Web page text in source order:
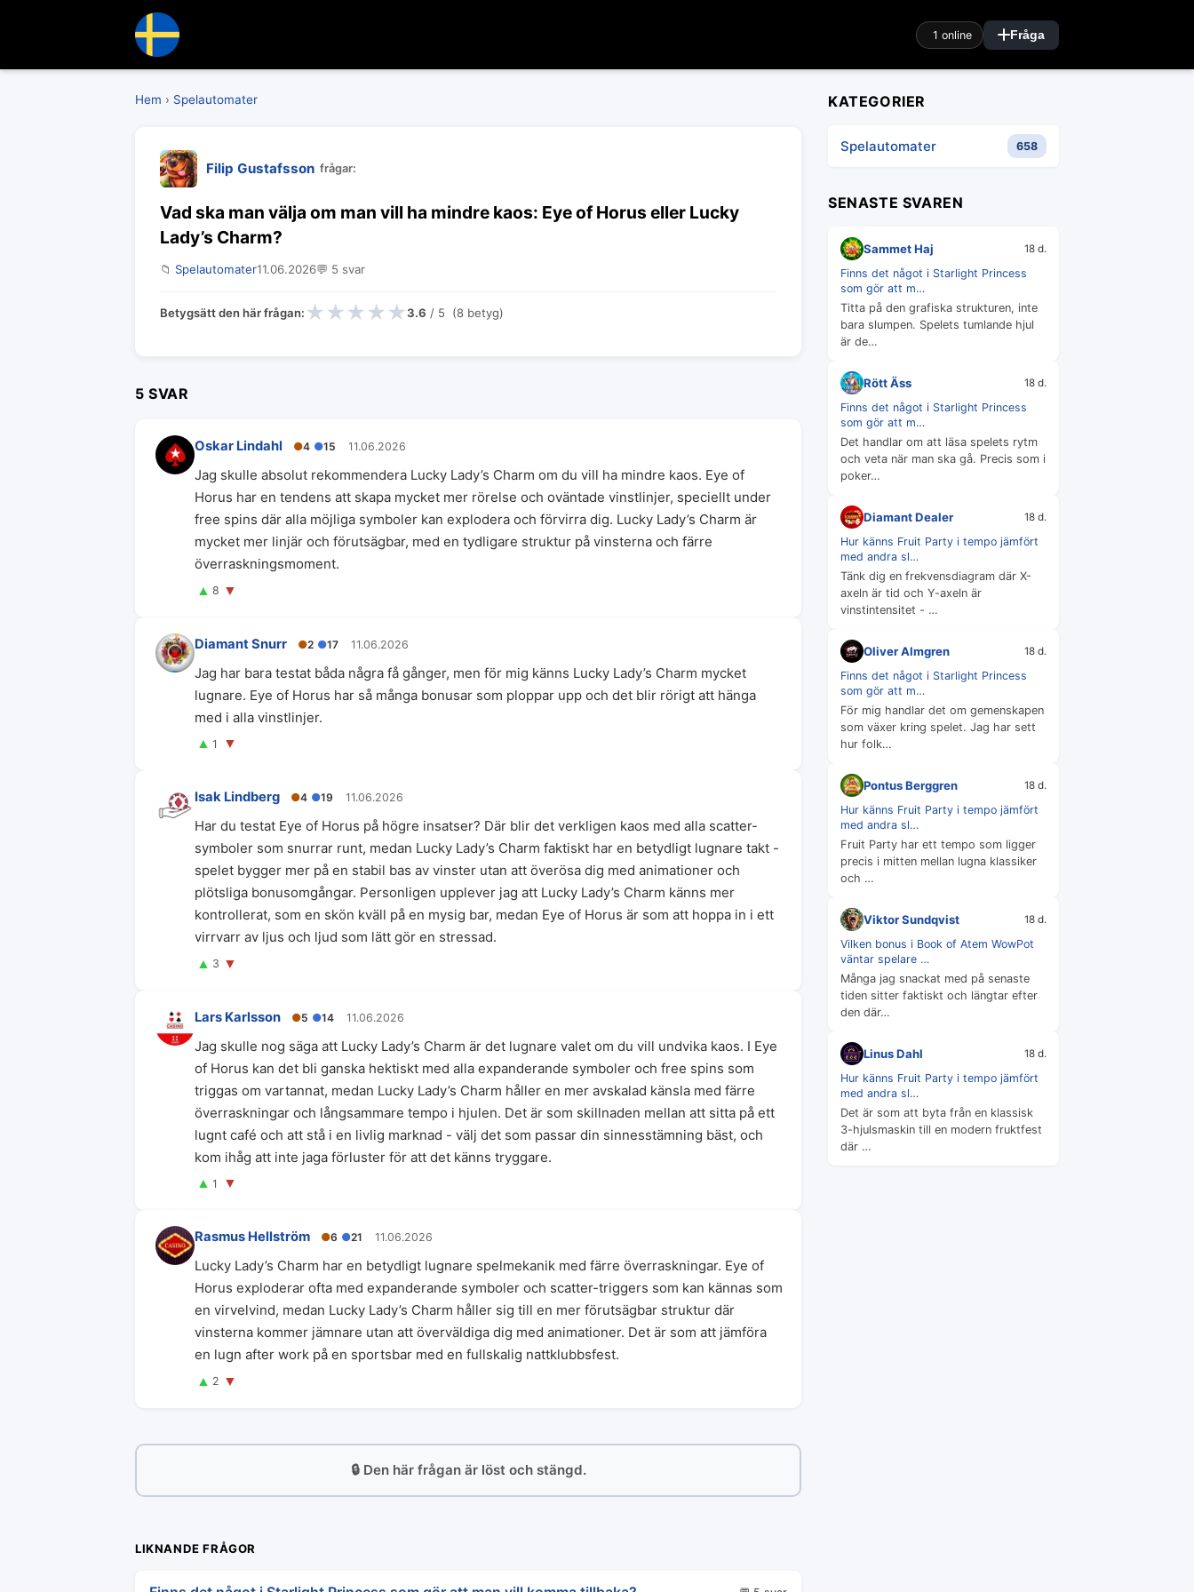
1 online Fråga
Hem › Spelautomater
Filip Gustafsson frågar:
Vad ska man välja om man vill ha mindre kaos: Eye of Horus eller Lucky
Lady’s Charm?
📁 Spelautomater11.06.2026💬 5 svar
Betygsätt den här frågan: ★ ★ ★ ★ ★3.6 / 5 (8 betyg)
5 SVAR
Oskar Lindahl ●4 ●15 11.06.2026
Jag skulle absolut rekommendera Lucky Lady’s Charm om du vill ha mindre kaos. Eye of
Horus har en tendens att skapa mycket mer rörelse och oväntade vinstlinjer, speciellt under
free spins där alla möjliga symboler kan explodera och förvirra dig. Lucky Lady’s Charm är
mycket mer linjär och förutsägbar, med en tydligare struktur på vinsterna och färre
överraskningsmoment.
▲ 8 ▼
Diamant Snurr ●2 ●17 11.06.2026
Jag har bara testat båda några få gånger, men för mig känns Lucky Lady’s Charm mycket
lugnare. Eye of Horus har så många bonusar som ploppar upp och det blir rörigt att hänga
med i alla vinstlinjer.
▲ 1 ▼
Isak Lindberg ●4 ●19 11.06.2026
Har du testat Eye of Horus på högre insatser? Där blir det verkligen kaos med alla scatter-
symboler som snurrar runt, medan Lucky Lady’s Charm faktiskt har en betydligt lugnare takt -
spelet bygger mer på en stabil bas av vinster utan att överösa dig med animationer och
plötsliga bonusomgångar. Personligen upplever jag att Lucky Lady’s Charm känns mer
kontrollerat, som en skön kväll på en mysig bar, medan Eye of Horus är som att hoppa in i ett
virrvarr av ljus och ljud som lätt gör en stressad.
▲ 3 ▼
Lars Karlsson ●5 ●14 11.06.2026
Jag skulle nog säga att Lucky Lady’s Charm är det lugnare valet om du vill undvika kaos. I Eye
of Horus kan det bli ganska hektiskt med alla expanderande symboler och free spins som
triggas om vartannat, medan Lucky Lady’s Charm håller en mer avskalad känsla med färre
överraskningar och långsammare tempo i hjulen. Det är som skillnaden mellan att sitta på ett
lugnt café och att stå i en livlig marknad - välj det som passar din sinnesstämning bäst, och
kom ihåg att inte jaga förluster för att det känns tryggare.
▲ 1 ▼
Rasmus Hellström ●6 ●21 11.06.2026
Lucky Lady’s Charm har en betydligt lugnare spelmekanik med färre överraskningar. Eye of
Horus exploderar ofta med expanderande symboler och scatter-triggers som kan kännas som
en virvelvind, medan Lucky Lady’s Charm håller sig till en mer förutsägbar struktur där
vinsterna kommer jämnare utan att överväldiga dig med animationer. Det är som att jämföra
en lugn after work på en sportsbar med en fullskalig nattklubbsfest.
▲ 2 ▼
🔒 Den här frågan är löst och stängd.
LIKNANDE FRÅGOR
KATEGORIER
Spelautomater 658
SENASTE SVAREN
Sammet Haj 18 d.
Finns det något i Starlight Princess
som gör att m…
Titta på den grafiska strukturen, inte
bara slumpen. Spelets tumlande hjul
är de…
Rött Äss 18 d.
Finns det något i Starlight Princess
som gör att m…
Det handlar om att läsa spelets rytm
och veta när man ska gå. Precis som i
poker…
Diamant Dealer 18 d.
Hur känns Fruit Party i tempo jämfört
med andra sl…
Tänk dig en frekvensdiagram där X-
axeln är tid och Y-axeln är
vinstintensitet - …
Oliver Almgren 18 d.
Finns det något i Starlight Princess
som gör att m…
För mig handlar det om gemenskapen
som växer kring spelet. Jag har sett
hur folk…
Pontus Berggren 18 d.
Hur känns Fruit Party i tempo jämfört
med andra sl…
Fruit Party har ett tempo som ligger
precis i mitten mellan lugna klassiker
och …
Viktor Sundqvist 18 d.
Vilken bonus i Book of Atem WowPot
väntar spelare …
Många jag snackat med på senaste
tiden sitter faktiskt och längtar efter
den där…
Linus Dahl 18 d.
Hur känns Fruit Party i tempo jämfört
med andra sl…
Det är som att byta från en klassisk
3-hjulsmaskin till en modern fruktfest
där …